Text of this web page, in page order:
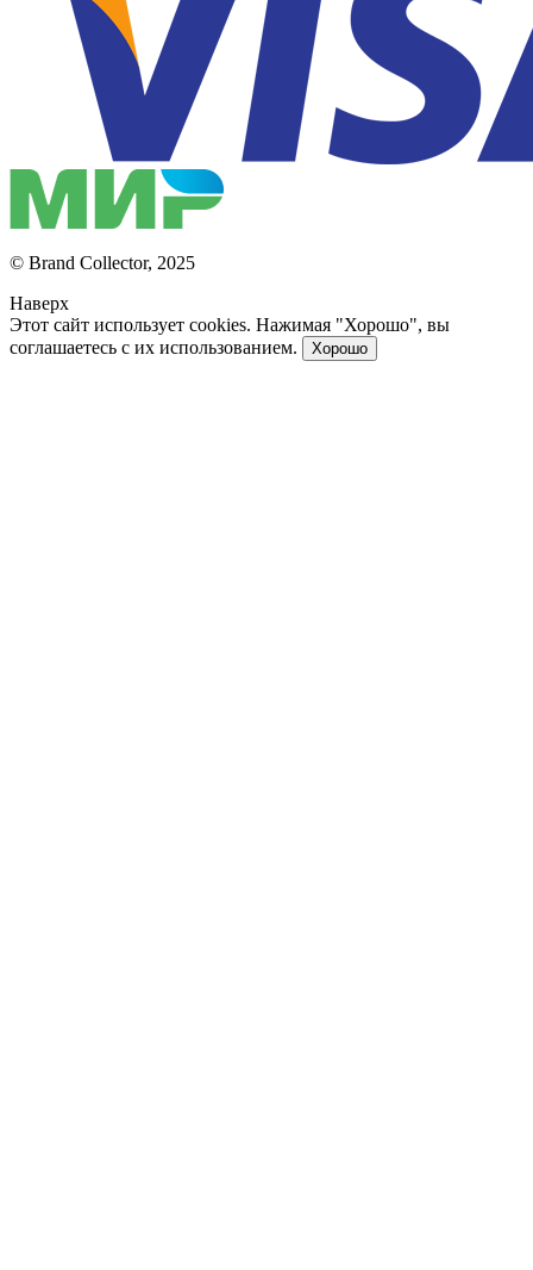
© Brand Collector, 2025
Наверх
Этот сайт использует cookies. Нажимая "Хорошо", вы
соглашаетесь с их использованием.
Хорошо